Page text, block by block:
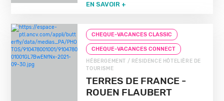
EN SAVOIR +
CHEQUE-VACANCES CLASSIC
CHEQUE-VACANCES CONNECT
HÉBERGEMENT / RÉSIDENCE HÔTELIÈRE DE
TOURISME
TERRES DE FRANCE -
ROUEN FLAUBERT